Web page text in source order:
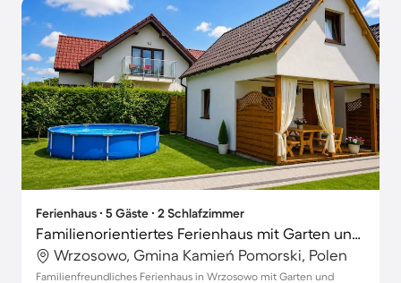
Ferienhaus ∙ 5 Gäste ∙ 2 Schlafzimmer
Familienorientiertes Ferienhaus mit Garten und Grill | Haustiere sind willkommen
Wrzosowo, Gmina Kamień Pomorski, Polen
Familienfreundliches Ferienhaus in Wrzosowo mit Garten und